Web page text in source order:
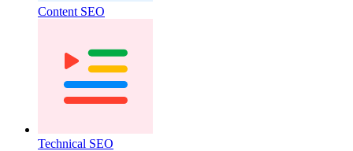
Content SEO
Technical SEO